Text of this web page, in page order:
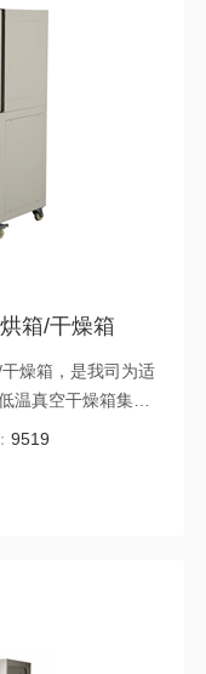
箱/干燥箱
燥箱，是我司为适
温真空干燥箱集加
、恒压定时等功能
9519